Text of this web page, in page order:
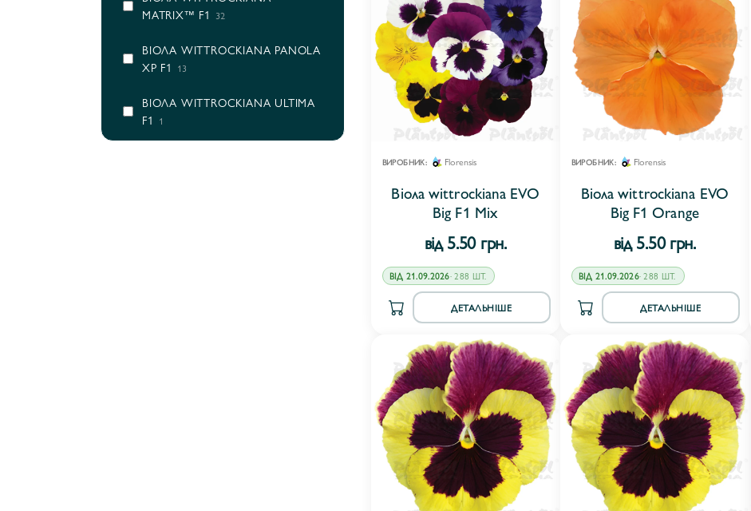
MATRIX™ F1 32
ВІОЛА WITTROCKIANA PANOLA
XP F1 13
ВІОЛА WITTROCKIANA ULTIMA
F1 1
ВИРОБНИК: Florensis
Віола wittrockiana EVO
Big F1 Mix
від 5.50 грн.
ВІД 21.09.2026· 288 ШТ.
ДЕТАЛЬНІШЕ
ВИРОБНИК: Florensis
Віола wittrockiana EVO
Big F1 Orange
від 5.50 грн.
ВІД 21.09.2026· 288 ШТ.
ДЕТАЛЬНІШЕ